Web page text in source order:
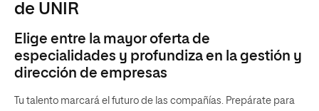
de UNIR
Elige entre la mayor oferta de
especialidades y profundiza en la gestión y
dirección de empresas
Tu talento marcará el futuro de las compañías. Prepárate para